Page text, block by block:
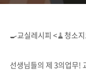
🍳교실레시피 <🧹청소
선생님들의 제 3의업무!